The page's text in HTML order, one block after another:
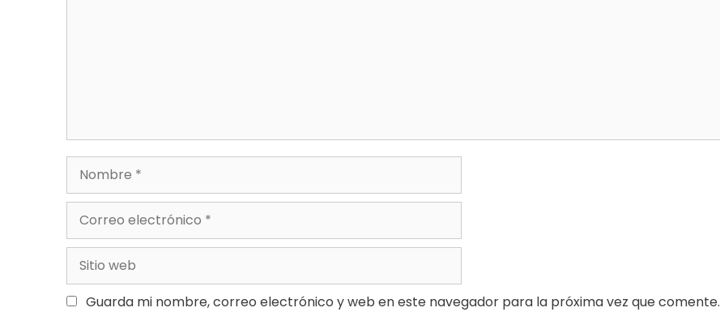
Guarda mi nombre, correo electrónico y web en este navegador para la próxima vez que comente.